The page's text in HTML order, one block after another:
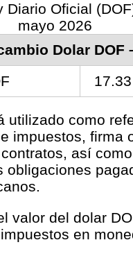
Diario Oficial
mayo 2026
Dolar DOF
17.33
utilizado como
impuestos, firma
así
obligaciones
valor del dolar
en